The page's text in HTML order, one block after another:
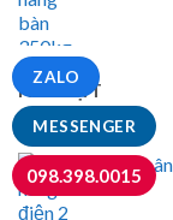
MESSENGER
ZALO
098.398.0015
NỔI BẬT
Bàn